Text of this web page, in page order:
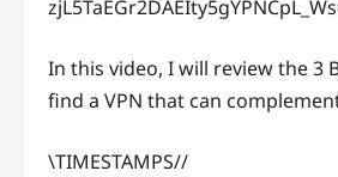
In this video, I will review the 3
find a VPN that can
\TIMESTAMPS//